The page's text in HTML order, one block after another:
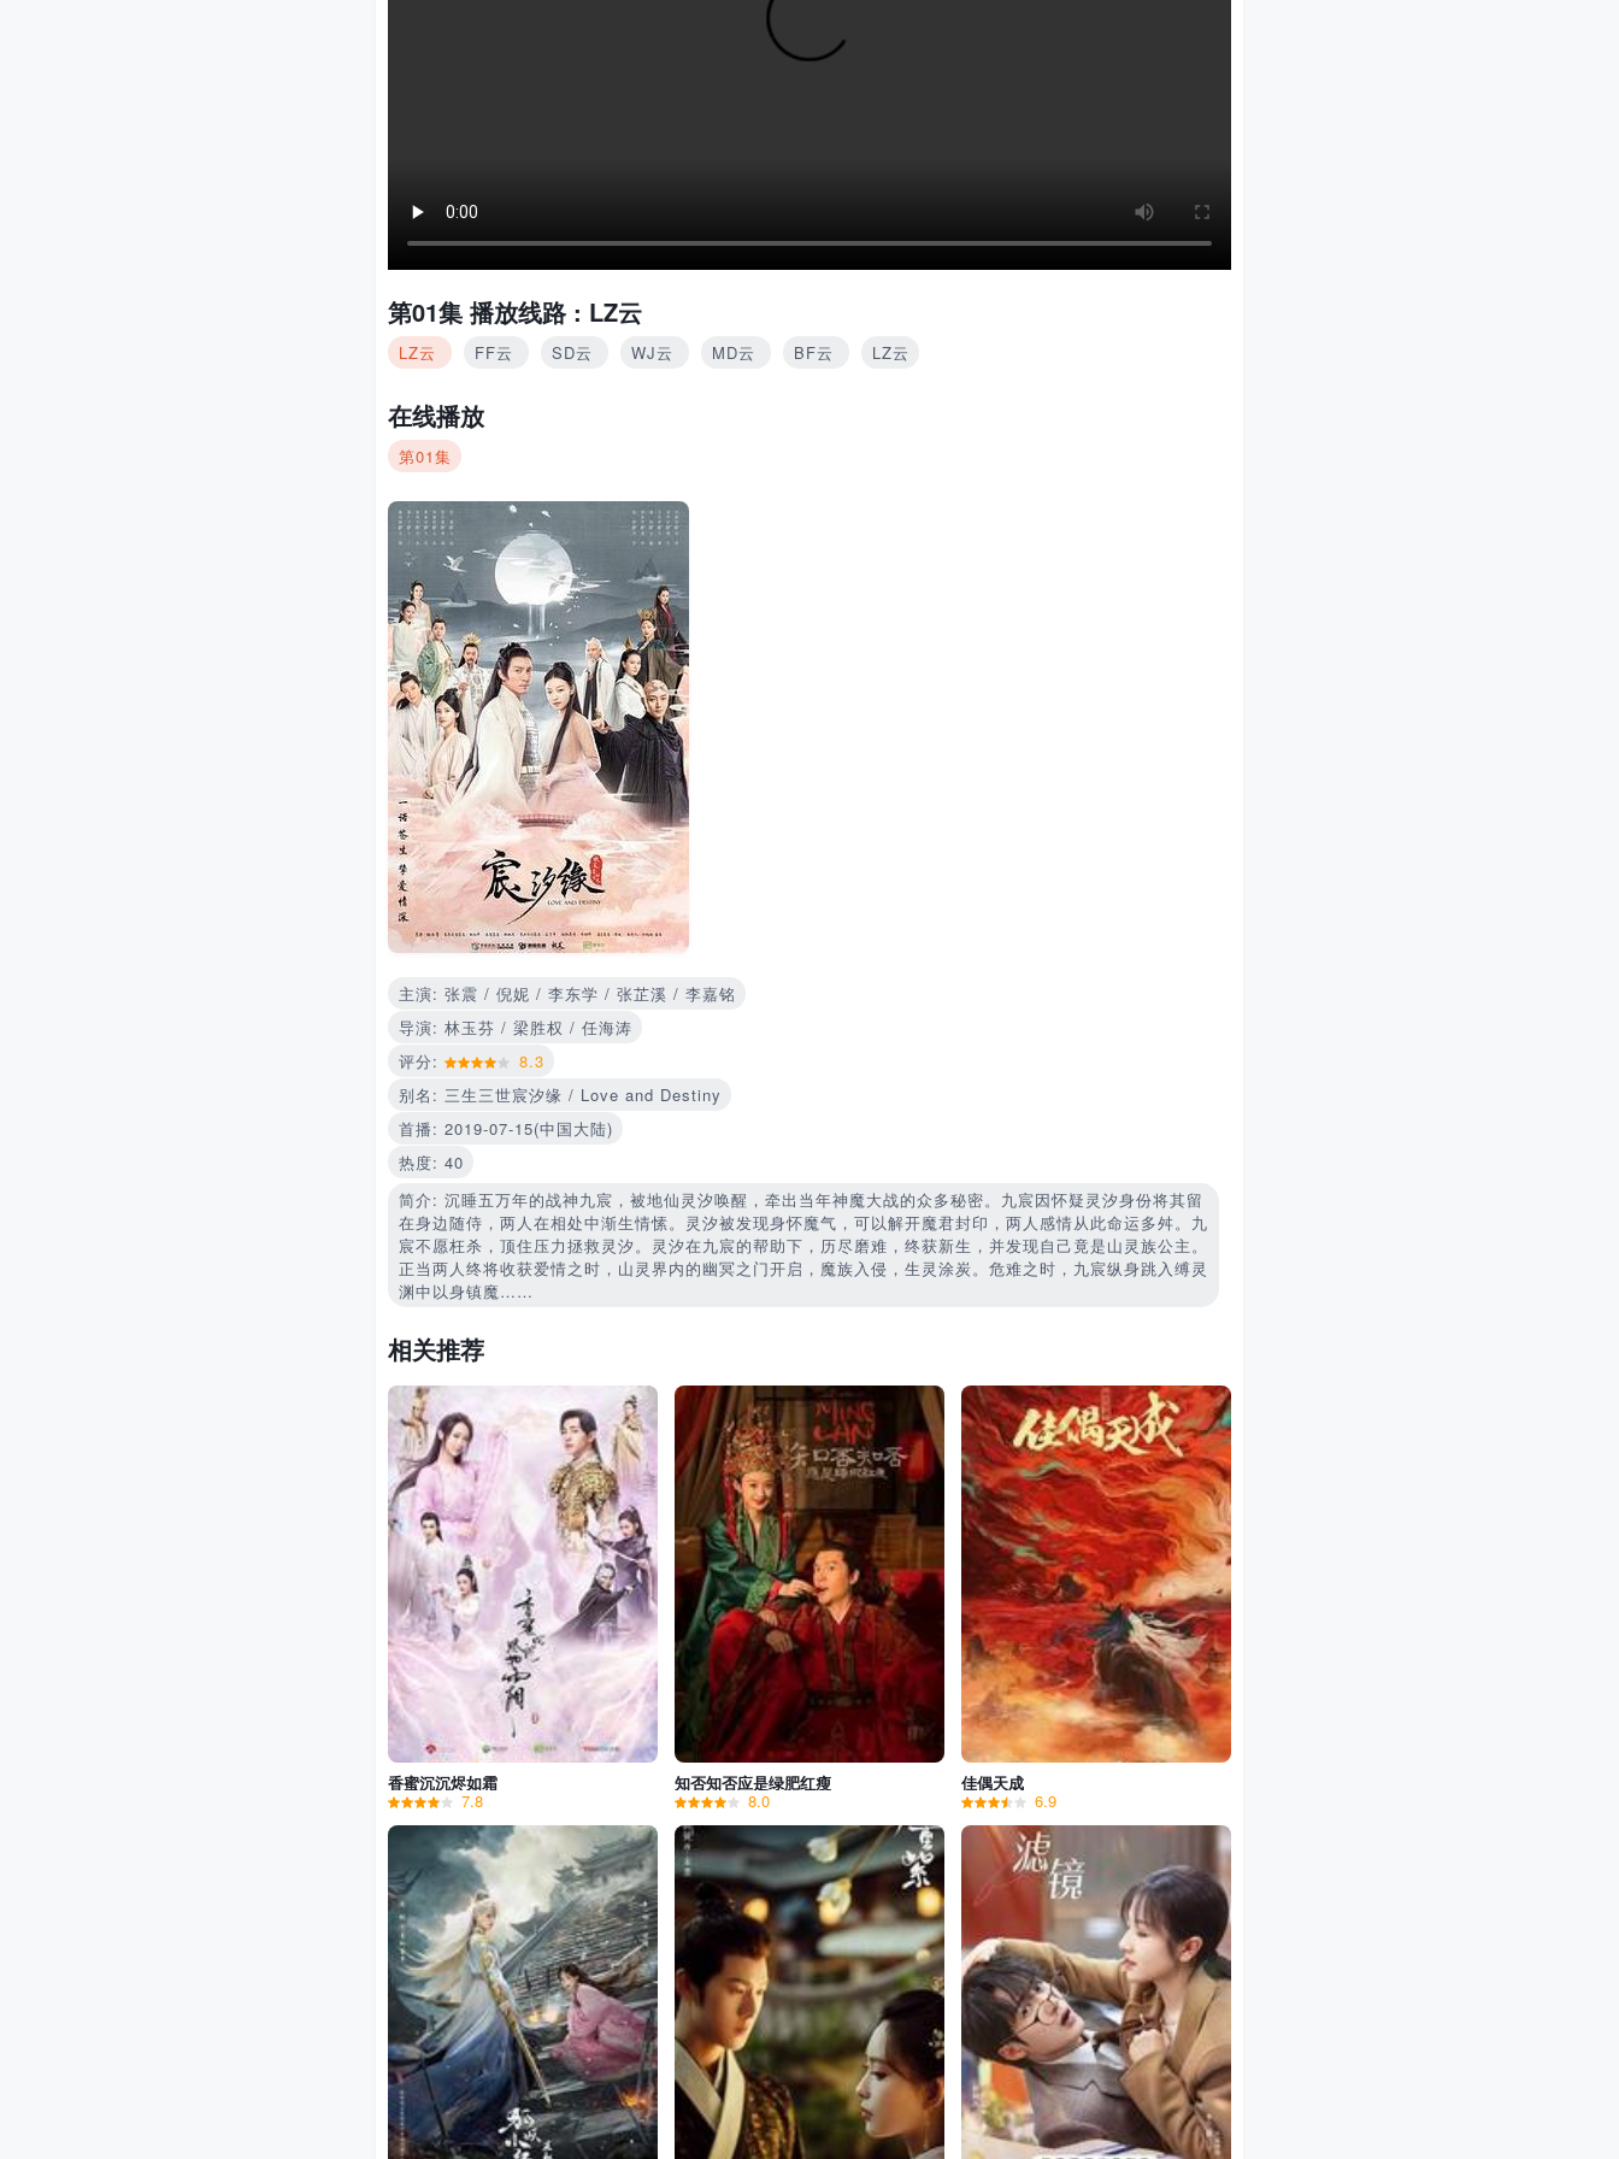
第01集 播放线路 : LZ云
LZ云 FF云 SD云 WJ云 MD云 BF云 LZ云
在线播放
第01集
主演: 张震 / 倪妮 / 李东学 / 张芷溪 / 李嘉铭
导演: 林玉芬 / 梁胜权 / 任海涛
评分:
8.3
别名: 三生三世宸汐缘 / Love and Destiny
首播: 2019-07-15(中国大陆)
热度: 40
简介: 沉睡五万年的战神九宸，被地仙灵汐唤醒，牵出当年神魔大战的众多秘密。九宸因怀疑灵汐身份将其留
在身边随侍，两人在相处中渐生情愫。灵汐被发现身怀魔气，可以解开魔君封印，两人感情从此命运多舛。九
宸不愿枉杀，顶住压力拯救灵汐。灵汐在九宸的帮助下，历尽磨难，终获新生，并发现自己竟是山灵族公主。
正当两人终将收获爱情之时，山灵界内的幽冥之门开启，魔族入侵，生灵涂炭。危难之时，九宸纵身跳入缚灵
渊中以身镇魔……
相关推荐
香蜜沉沉烬如霜
7.8
知否知否应是绿肥红瘦
8.0
佳偶天成
6.9